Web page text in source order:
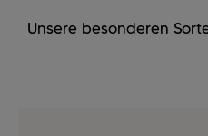
Unsere besonderen